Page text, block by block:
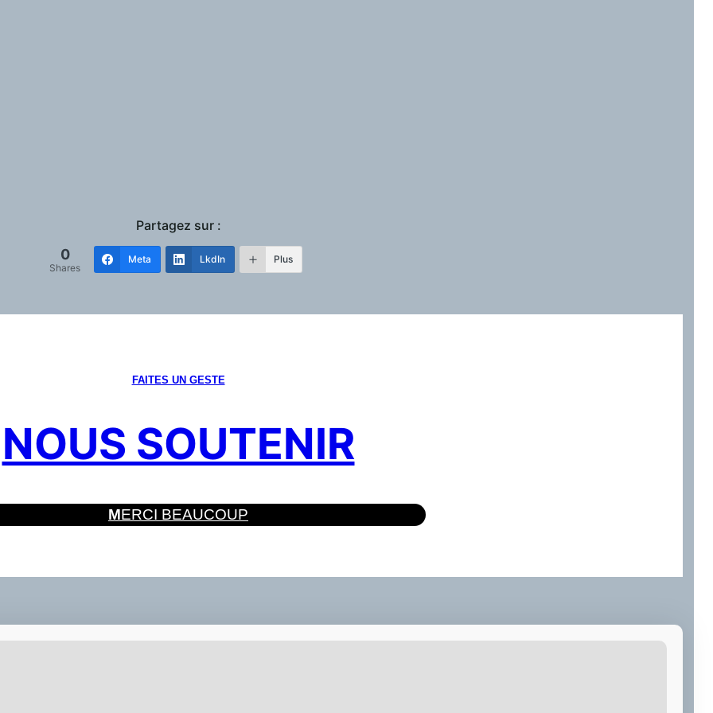
Partagez sur :
0
Shares
Meta LkdIn Plus
FAITES UN GESTE
NOUS SOUTENIR
MERCI BEAUCOUP